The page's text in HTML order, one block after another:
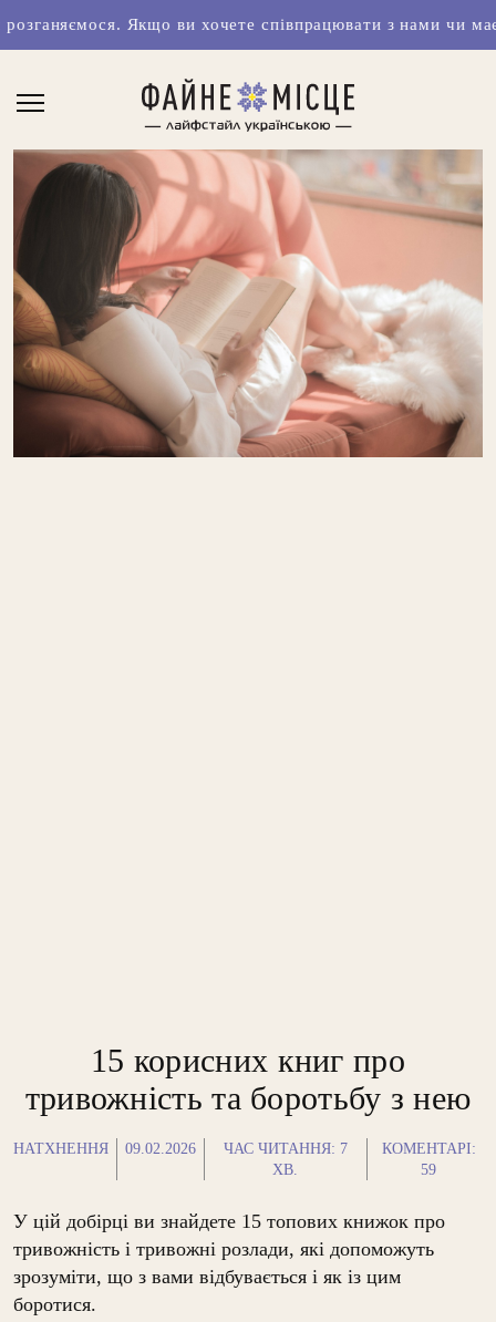
Якщо ви хочете співпрацювати з нами чи маєте класні
15 корисних книг про
тривожність та боротьбу з нею
НАТХНЕННЯ 09.02.2026 ЧАС ЧИТАННЯ: 7
ХВ.
КОМЕНТАРІ:
59
У цій добірці ви знайдете 15 топових книжок про
тривожність і тривожні розлади, які допоможуть
зрозуміти, що з вами відбувається і як із цим
боротися.